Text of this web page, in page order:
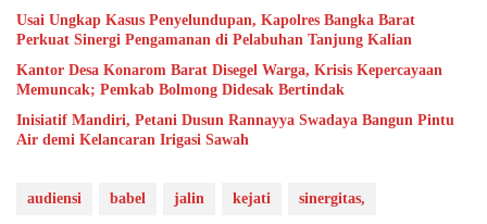
Usai Ungkap Kasus Penyelundupan, Kapolres Bangka Barat
Perkuat Sinergi Pengamanan di Pelabuhan Tanjung Kalian
Kantor Desa Konarom Barat Disegel Warga, Krisis Kepercayaan
Memuncak; Pemkab Bolmong Didesak Bertindak
Inisiatif Mandiri, Petani Dusun Rannayya Swadaya Bangun Pintu
Air demi Kelancaran Irigasi Sawah
audiensi babel jalin kejati sinergitas,